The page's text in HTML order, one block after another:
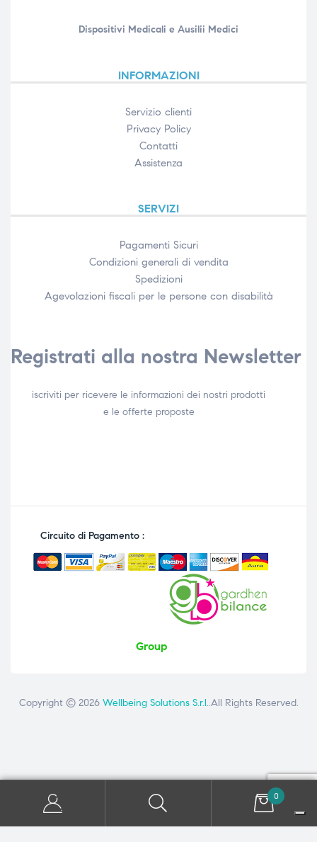
Dispositivi Medicali e Ausilii Medici
INFORMAZIONI
Servizio clienti
Privacy Policy
Contatti
Assistenza
SERVIZI
Pagamenti Sicuri
Condizioni generali di vendita
Spedizioni
Agevolazioni fiscali per le persone con disabilità​
Registrati alla nostra Newsletter
iscriviti per ricevere le informazioni dei nostri prodotti
e le offerte proposte
Circuito di Pagamento :
Group
Copyright © 2026 Wellbeing Solutions S.r.l..All Rights Reserved.
0